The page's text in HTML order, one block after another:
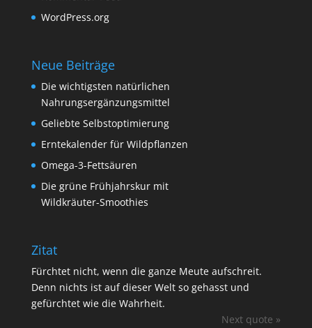
WordPress.org
Neue Beiträge
Die wichtigsten natürlichen
Nahrungsergänzungsmittel
Geliebte Selbstoptimierung
Erntekalender für Wildpflanzen
Omega-3-Fettsäuren
Die grüne Frühjahrskur mit
Wildkräuter-Smoothies
Zitat
Fürchtet nicht, wenn die ganze Meute aufschreit.
Denn nichts ist auf dieser Welt so gehasst und
gefürchtet wie die Wahrheit.
Next quote »